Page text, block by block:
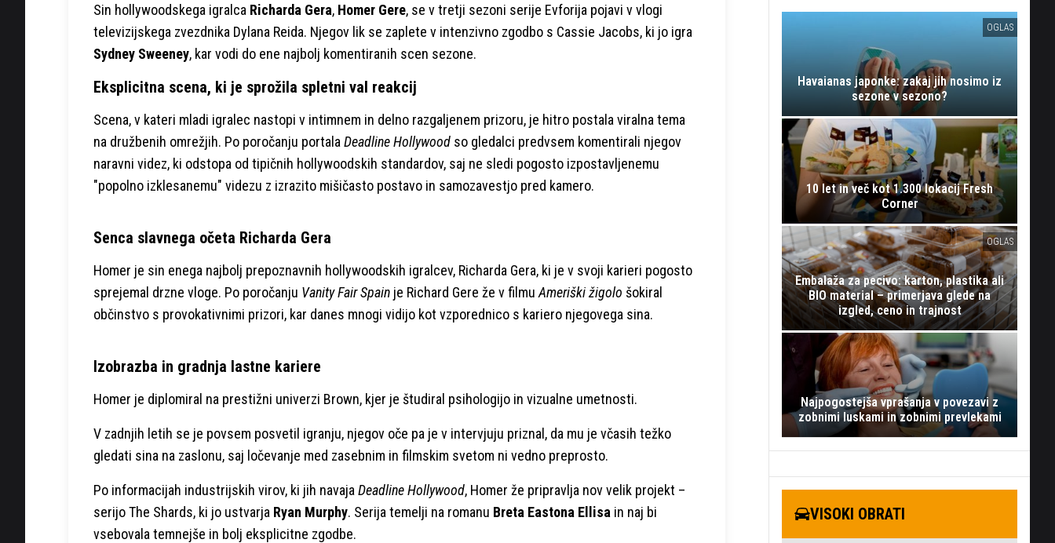
Sin hollywoodskega igralca Richarda Gera, Homer Gere, se v tretji sezoni serije Evforija pojavi v vlogi
televizijskega zvezdnika Dylana Reida. Njegov lik se zaplete v intenzivno zgodbo s Cassie Jacobs, ki jo igra
Sydney Sweeney, kar vodi do ene najbolj komentiranih scen sezone.
Eksplicitna scena, ki je sprožila spletni val reakcij
Scena, v kateri mladi igralec nastopi v intimnem in delno razgaljenem prizoru, je hitro postala viralna tema
na družbenih omrežjih. Po poročanju portala Deadline Hollywood so gledalci predvsem komentirali njegov
naravni videz, ki odstopa od tipičnih hollywoodskih standardov, saj ne sledi pogosto izpostavljenemu
"popolno izklesanemu" videzu z izrazito mišičasto postavo in samozavestjo pred kamero.
Senca slavnega očeta Richarda Gera
Homer je sin enega najbolj prepoznavnih hollywoodskih igralcev, Richarda Gera, ki je v svoji karieri pogosto
sprejemal drzne vloge. Po poročanju Vanity Fair Spain je Richard Gere že v filmu Ameriški žigolo šokiral
občinstvo s provokativnimi prizori, kar danes mnogi vidijo kot vzporednico s kariero njegovega sina.
Izobrazba in gradnja lastne kariere
Homer je diplomiral na prestižni univerzi Brown, kjer je študiral psihologijo in vizualne umetnosti.
V zadnjih letih se je povsem posvetil igranju, njegov oče pa je v intervjuju priznal, da mu je včasih težko
gledati sina na zaslonu, saj ločevanje med zasebnim in filmskim svetom ni vedno preprosto.
Po informacijah industrijskih virov, ki jih navaja Deadline Hollywood, Homer že pripravlja nov velik projekt –
serijo The Shards, ki jo ustvarja Ryan Murphy. Serija temelji na romanu Breta Eastona Ellisa in naj bi
vsebovala temnejše in bolj eksplicitne zgodbe.
OGLAS
Havaianas japonke: zakaj jih nosimo iz
sezone v sezono?
10 let in več kot 1.300 lokacij Fresh
Corner
OGLAS
Embalaža za pecivo: karton, plastika ali
BIO material – primerjava glede na
izgled, ceno in trajnost
Najpogostejša vprašanja v povezavi z
zobnimi luskami in zobnimi prevlekami
VISOKI OBRATI